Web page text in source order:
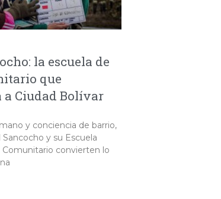
la escuela de
que
Ciudad Bolívar
y conciencia de barrio,
Sancocho y su Escuela
Comunitario convierten lo